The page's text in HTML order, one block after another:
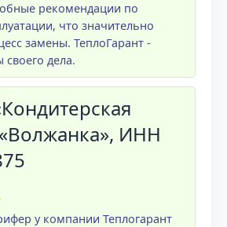
рекомендации по
что значительно
замены. ТеплоГарант -
дела.
ИНН
у компании Теплогарант